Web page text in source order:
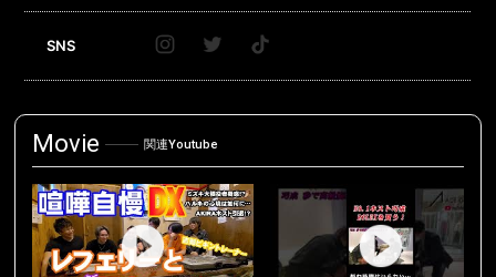
SNS
Movie 関連Youtube